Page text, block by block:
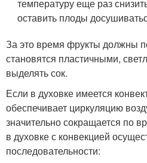
температуру еще раз
оставить плоды
За это время фрукты должны
становятся пластичными,
выделять сок.
Если в духовке имеется
обеспечивает циркуляцию
значительно сокращается по
в духовке с конвекцией
последовательности: